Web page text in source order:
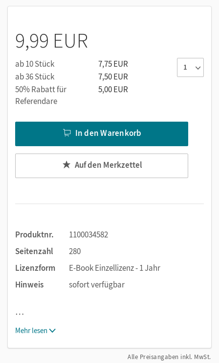
Neu:Digital help, Digital quiz, Digital checkpoint
9,99 EUR
ab 10 Stück
7,75 EUR
ab 36 Stück
7,50 EUR
50% Rabatt für
Referendare
5,00 EUR
In den Warenkorb
Auf den Merkzettel
Produktnr.
1100034582
Seitenzahl
280
Lizenzform
E-Book Einzellizenz - 1 Jahr
Hinweis
sofort verfügbar
…
Mehr lesen
Alle Preisangaben inkl. MwSt.